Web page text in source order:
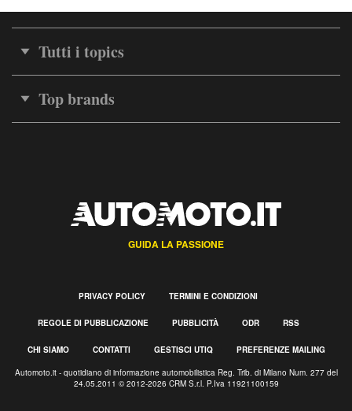
Tutti i topics
Top brands
GUIDA LA PASSIONE
PRIVACY POLICY TERMINI E CONDIZIONI
REGOLE DI PUBBLICAZIONE PUBBLICITÀ ODR RSS
CHI SIAMO CONTATTI GESTISCI UTIQ PREFERENZE MAILING
Automoto.it - quotidiano di informazione automobilistica Reg. Trib. di Milano Num. 277 del
24.05.2011 © 2012-2026 CRM S.r.l. P.Iva 11921100159